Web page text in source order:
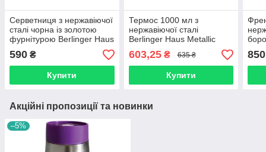
Серветниця з нержавіючої
сталі чорна із золотою
фурнітурою Berlinger Haus
BLACK ROSE Collection
BH 6768
590 ₴
Купити
Термос 1000 мл з
нержавіючої сталі
Berlinger Haus Metallic
Line Rose Gold Edition BH-
1758N
603,25₴ 635 ₴
Купити
850
Акційні пропозиції та новинки
–5%